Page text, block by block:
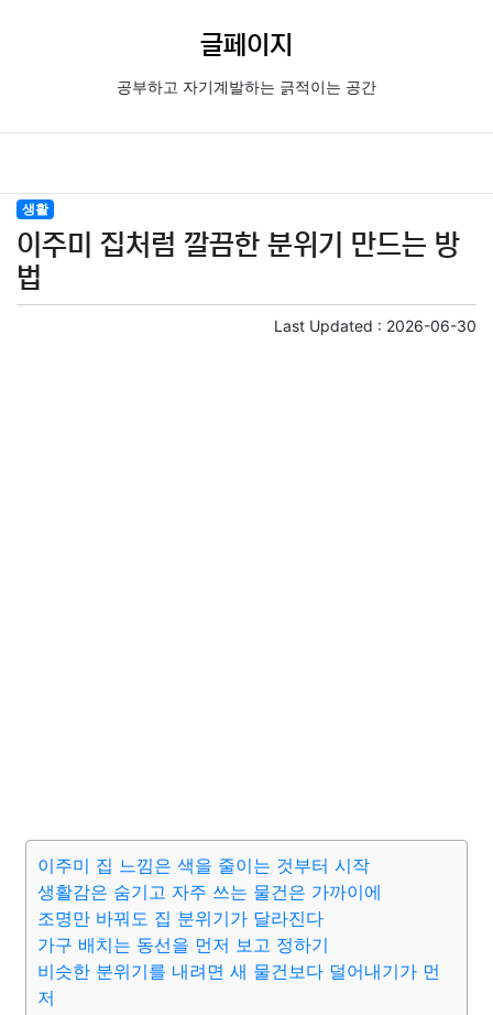
글페이지
공부하고 자기계발하는 긁적이는 공간
생활
이주미 집처럼 깔끔한 분위기 만드는 방
법
Last Updated : 2026-06-30
이주미 집 느낌은 색을 줄이는 것부터 시작
생활감은 숨기고 자주 쓰는 물건은 가까이에
조명만 바꿔도 집 분위기가 달라진다
가구 배치는 동선을 먼저 보고 정하기
비슷한 분위기를 내려면 새 물건보다 덜어내기가 먼
저